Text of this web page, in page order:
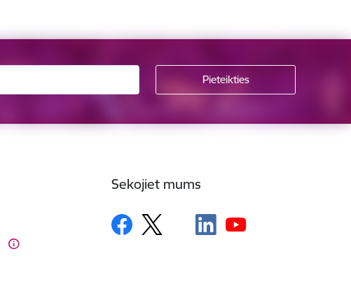
Sekojiet mums